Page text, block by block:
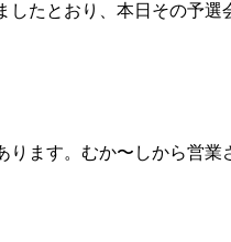
たとおり、本日その予
ます。むか〜しから営